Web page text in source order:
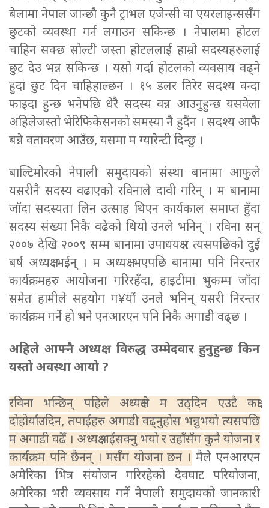
बेलामा नेपाल जान्छौ कुनै ट्राभल एजेन्सी वा एयरलाइन्ससँग
छुटको व्यवस्था गर्न लगाउन सकिन्छ । नेपालमा होटल
चाहिन सक्छ सोल्टी जस्ता होटललाई हाम्रो सदस्यहरुलाई
छुट देउ भन्न सकिन्छ । यसो गर्दा होटलको व्यवसाय वढ्ने
हुदां छुट दिन चाहिहाल्छन । १५ डलर तिरेर सदश्य वन्दा
फाइदा हुन्छ भनेपछि धेरै सदस्य वन्न आउनुहुन्छ यसवेला
अहिलेजस्तो भेरिफिकेसनको समस्या नै हुदैंन । सदश्य आफै
बन्ने वतावरण आउँछ, यसमा म ग्यारेन्टी दिन्छु ।
बाल्टिमोरको नेपाली समुदायको संस्था बानामा आफुले
यसरीनै सदस्य वढाएको रविनाले दावी गरिन् । म बानामा
जाँदा सदस्यता लिन उत्साह थिएन कार्यकाल समाप्त हुँदा
सदस्य संख्या निकै वढेको थियो उनले भनिन् । रविना सन्
२००७ देखि २००९ सम्म बानामा उपाधयक्ष र त्यसपछिको दुई
बर्ष अध्यक्ष भईन् । म अध्यक्ष भएपछि बानामा पनि निरन्तर
कार्यक्रमहरु आयोजना गरिरहँदा, हाइटीमा भुकम्प जाँदा
समेत हामीले सहयोग ग¥यौं उनले भनिन् यसरी निरन्तर
कार्यक्रम गर्ने हो भने एनआरएन पनि निकै अगाडी वढ्छ ।
अहिले आफ्नै अध्यक्ष विरुद्ध उम्मेदवार हुनुहुन्छ किन
यस्तो अवस्था आयो ?
रविना भन्छिन् पहिले अध्यक्षले म उठ्दिन एउटै कक्षा
दोहोर्याउदिन, तपाईहरु अगाडी वढ्नुहोस भन्नुभयो त्यसपछि
म अगाडी वढेँ । अध्यक्ष भईसक्नु भयो र उहाँसँग कुनै योजना र
कार्यक्रम पनि छैनन् । मसँग योजना छन । मैले एनआरएन
अमेरिका भित्र संयोजन गरिरहेको देवघाट परियोजना,
अमेरिका भरी व्यवसाय गर्ने नेपाली समुदायको जानकारी